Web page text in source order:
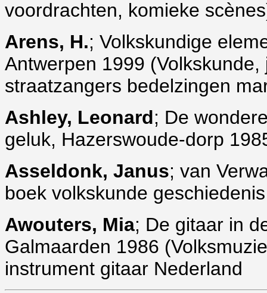
voordrachten, komieke
Arens, H.; Volkskundige
Antwerpen 1999
straatzangers bedelzingen
Ashley, Leonard; De
geluk, Hazerswoude-dorp
Asseldonk, Janus; van
boek volkskunde
Awouters, Mia; De gitaar in
Galmaarden 1986
instrument gitaar Nederland